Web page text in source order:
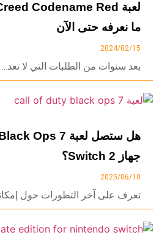
ما نعرفه حتى الآن
2024/02/15
بعد سنوات من الطلبات التي لا تعد...
جهاز Switch 2؟
2025/06/10
تعرف على آخر التطورات حول